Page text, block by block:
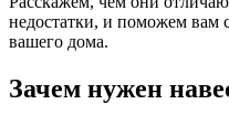
недостатки, и поможем вам
вашего дома.
Зачем нужен